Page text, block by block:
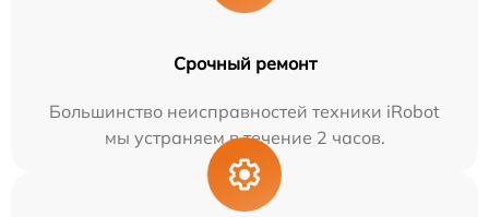
Срочный ремонт
Большинство неисправностей техники iRobot
мы устраняем в течение 2 часов.